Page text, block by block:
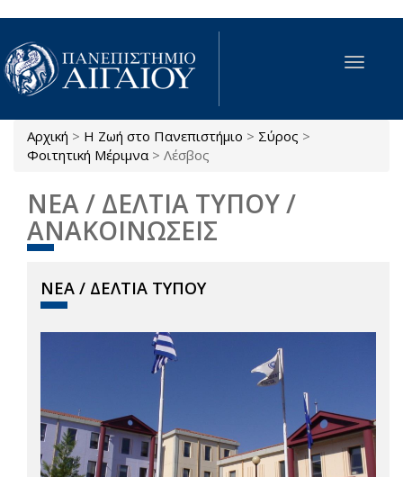
Παράκαμψη προς το κυρίως περιεχόμενο
Toggle
Είστε εδώ
Αρχική > Η Ζωή στο Πανεπιστήμιο > Σύρος >
Φοιτητική Μέριμνα > Λέσβος
ΝΕΑ / ΔΕΛΤΙΑ ΤΥΠΟΥ /
ΑΝΑΚΟΙΝΩΣΕΙΣ
ΝΕΑ / ΔΕΛΤΙΑ ΤΥΠΟΥ